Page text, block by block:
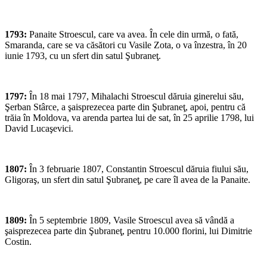
1793: Panaite Stroescul, care va avea. În cele din urmă, o fată,
Smaranda, care se va căsători cu Vasile Zota, o va înzestra, în 20
iunie 1793, cu un sfert din satul Şubraneţ.
1797: În 18 mai 1797, Mihalachi Stroescul dăruia ginerelui său,
Şerban Stârce, a şaisprezecea parte din Şubraneţ, apoi, pentru că
trăia în Moldova, va arenda partea lui de sat, în 25 aprilie 1798, lui
David Lucaşevici.
1807: În 3 februarie 1807, Constantin Stroescul dăruia fiului său,
Gligoraş, un sfert din satul Şubraneţ, pe care îl avea de la Panaite.
1809: În 5 septembrie 1809, Vasile Stroescul avea să vândă a
şaisprezecea parte din Şubraneţ, pentru 10.000 florini, lui Dimitrie
Costin.